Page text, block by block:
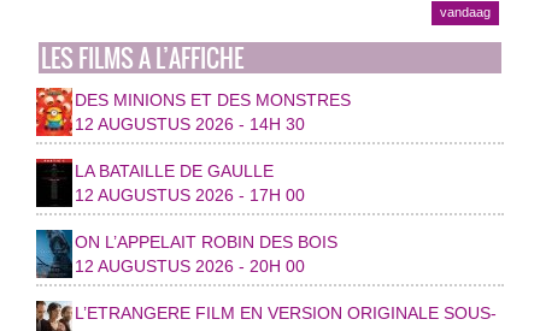
vandaag
LES FILMS A L’AFFICHE
DES MINIONS ET DES MONSTRES
12 AUGUSTUS 2026 - 14H 30
LA BATAILLE DE GAULLE
12 AUGUSTUS 2026 - 17H 00
ON L’APPELAIT ROBIN DES BOIS
12 AUGUSTUS 2026 - 20H 00
L’ETRANGERE FILM EN VERSION ORIGINALE SOUS-